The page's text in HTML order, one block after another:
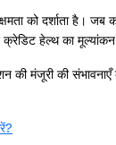
को दर्शाता है।
हेल्थ का
की मंजूरी की